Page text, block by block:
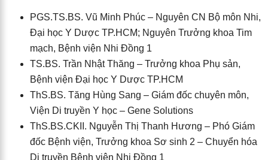
PGS.TS.BS. Vũ Minh Phúc – Nguyên CN Bộ môn Nhi,
Đại học Y Dược TP.HCM; Nguyên Trưởng khoa Tim
mạch, Bệnh viện Nhi Đồng 1
TS.BS. Trần Nhật Thăng – Trưởng khoa Phụ sản,
Bệnh viện Đại học Y Dược TP.HCM
ThS.BS. Tăng Hùng Sang – Giám đốc chuyên môn,
Viện Di truyền Y học – Gene Solutions
ThS.BS.CKII. Nguyễn Thị Thanh Hương – Phó Giám
đốc Bệnh viện, Trưởng khoa Sơ sinh 2 – Chuyển hóa
Di truyền Bệnh viện Nhi Đồng 1